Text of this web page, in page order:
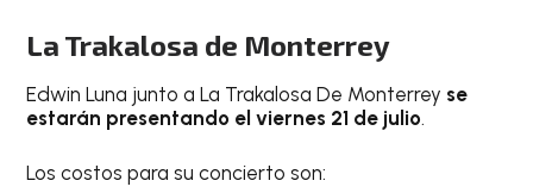
La Trakalosa de Monterrey
Edwin Luna junto a La Trakalosa De Monterrey se
estarán presentando el viernes 21 de julio.
Los costos para su concierto son: